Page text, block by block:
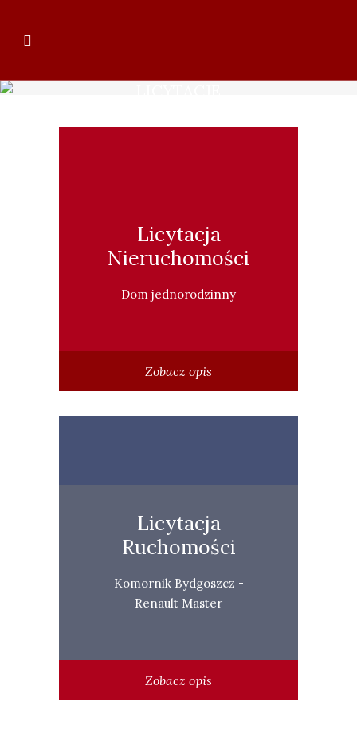
Licytacja
Nieruchomości
Dom jednorodzinny
Zobacz opis
Licytacja
Ruchomości
Komornik Bydgoszcz -
Renault Master
Zobacz opis